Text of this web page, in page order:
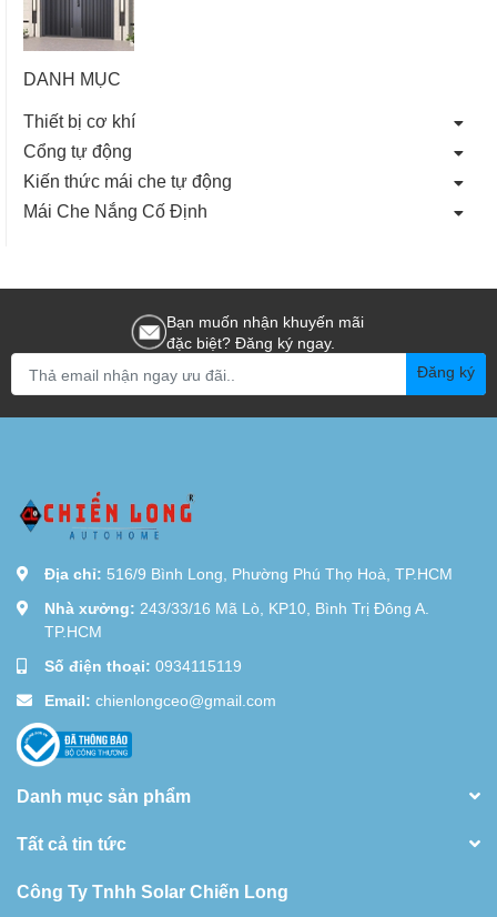
DANH MỤC
Thiết bị cơ khí
Cổng tự động
Kiến thức mái che tự động
Mái Che Nắng Cố Định
Bạn muốn nhận khuyến mãi
đặc biệt? Đăng ký ngay.
Đăng ký
Địa chỉ: 516/9 Bình Long, Phường Phú Thọ Hoà, TP.HCM
Nhà xưởng: 243/33/16 Mã Lò, KP10, Bình Trị Đông A.
TP.HCM
Số điện thoại: 0934115119
Email: chienlongceo@gmail.com
Danh mục sản phẩm
Tất cả tin tức
Công Ty Tnhh Solar Chiến Long